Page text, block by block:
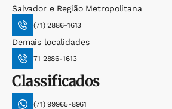
Salvador e Região Metropolitana
(71) 2886-1613
Demais localidades
71 2886-1613
Classificados
(71) 99965-8961